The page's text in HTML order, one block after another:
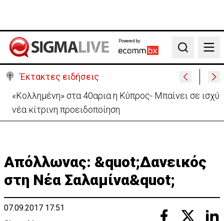
Powered by:
Search
Έκτακτες ειδήσεις
Ο Τραμπ υπόσχεται ξανά ότι «ο πόλεμος με το Ιράν
θα τελειώσει σύντομα»
Απόλλωνας: &quot;Δανεικός
στη Νέα Σαλαμίνα&quot;
07.09.2017 17:51